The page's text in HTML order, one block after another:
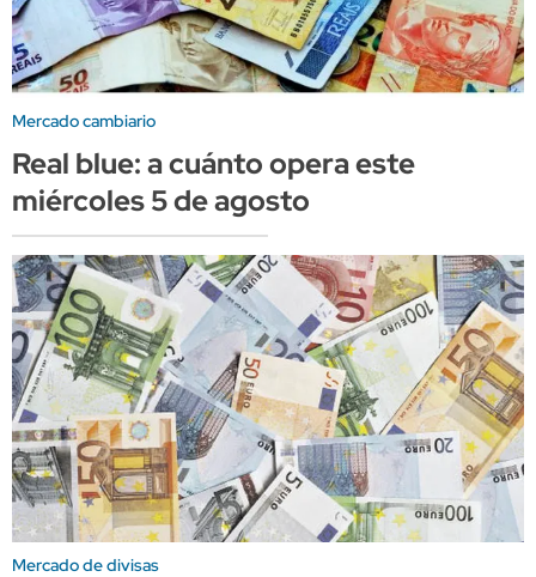
Mercado cambiario
Real blue: a cuánto opera este
miércoles 5 de agosto
Mercado de divisas